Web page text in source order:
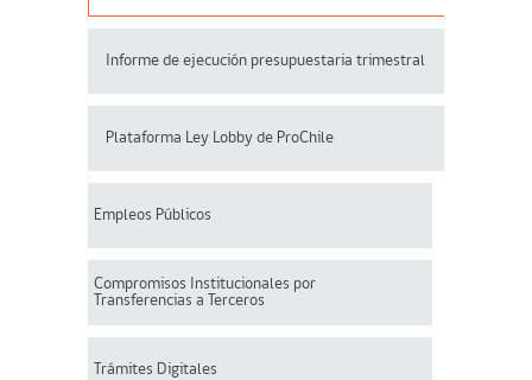
Informe de ejecución presupuestaria trimestral
Plataforma Ley Lobby de ProChile
Empleos Públicos
Compromisos Institucionales por
Transferencias a Terceros
Trámites Digitales